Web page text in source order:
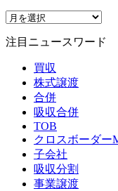
注目ニュースワード
買収
株式譲渡
合併
吸収合併
TOB
クロスボーダー
子会社
吸収分割
事業譲渡